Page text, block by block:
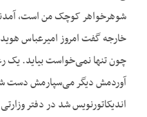
شوهرخواهر کوچک من است،
خارجه گفت امروز امیرعباس
چون تنها نمی‌خواست بیاید.
آوردمش دیگر می‌سپارمش دست
اندیکاتورنویس شد در دفتر